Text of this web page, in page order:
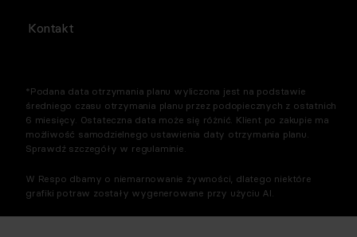
Kontakt
*Podana data otrzymania planu wyliczona jest na podstawie
średniego czasu otrzymania planu przez podopiecznych z ostatnich
6 miesięcy. Ostateczna data może się różnić. Klient po zakupie ma
możliwość samodzielnego ustawienia daty otrzymania planu.
Sprawdź szczegóły w regulaminie.
W Respo dbamy o niemarnowanie żywności, dlatego niektóre
grafiki potraw zostały wygenerowane przy użyciu AI.